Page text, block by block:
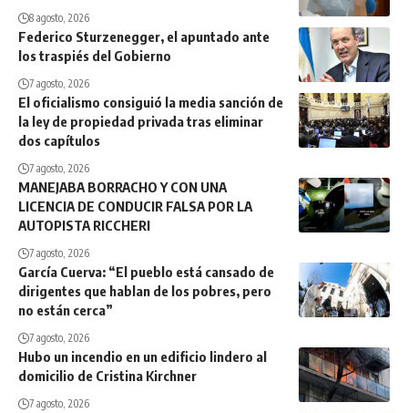
8 agosto, 2026
Federico Sturzenegger, el apuntado ante
los traspiés del Gobierno
7 agosto, 2026
El oficialismo consiguió la media sanción de
la ley de propiedad privada tras eliminar
dos capítulos
7 agosto, 2026
MANEJABA BORRACHO Y CON UNA
LICENCIA DE CONDUCIR FALSA POR LA
AUTOPISTA RICCHERI
7 agosto, 2026
García Cuerva: “El pueblo está cansado de
dirigentes que hablan de los pobres, pero
no están cerca”
7 agosto, 2026
Hubo un incendio en un edificio lindero al
domicilio de Cristina Kirchner
7 agosto, 2026